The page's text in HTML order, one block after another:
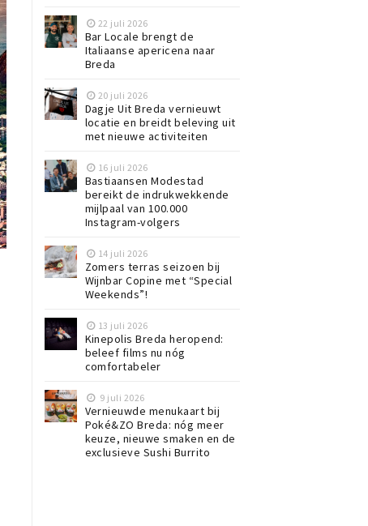
22 juli 2026
Bar Locale brengt de
Italiaanse apericena naar
Breda
20 juli 2026
Dagje Uit Breda vernieuwt
locatie en breidt beleving uit
met nieuwe activiteiten
16 juli 2026
Bastiaansen Modestad
bereikt de indrukwekkende
mijlpaal van 100.000
Instagram-volgers
14 juli 2026
Zomers terras seizoen bij
Wijnbar Copine met “Special
Weekends”!
13 juli 2026
Kinepolis Breda heropend:
beleef films nu nóg
comfortabeler
9 juli 2026
Vernieuwde menukaart bij
Poké&ZO Breda: nóg meer
keuze, nieuwe smaken en de
exclusieve Sushi Burrito